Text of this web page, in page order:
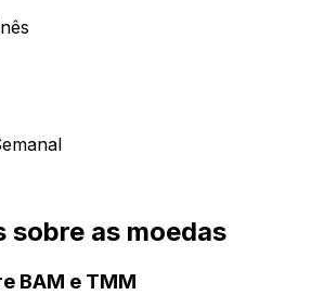
sobre as moedas
BAM e TMM